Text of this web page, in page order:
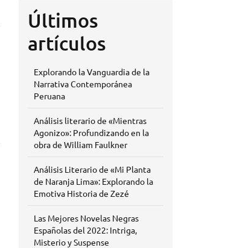
Últimos
artículos
Explorando la Vanguardia de la
Narrativa Contemporánea
Peruana
Análisis literario de «Mientras
Agonizo»: Profundizando en la
obra de William Faulkner
Análisis Literario de «Mi Planta
de Naranja Lima»: Explorando la
Emotiva Historia de Zezé
Las Mejores Novelas Negras
Españolas del 2022: Intriga,
Misterio y Suspense